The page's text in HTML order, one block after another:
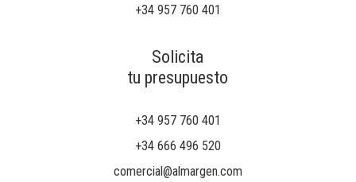
+34 957 760 401
Solicita
tu presupuesto
+34 957 760 401
+34 666 496 520
comercial@almargen.com